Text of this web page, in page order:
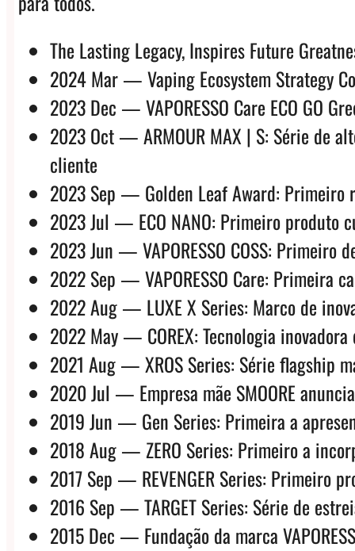
The Lasting Legacy, Inspires Future
2024 Mar — Vaping Ecosystem Strategy
2023 Dec — VAPORESSO Care ECO GO
2023 Oct — ARMOUR MAX | S: Série de
cliente
2023 Sep — Golden Leaf Award: Primeiro
2023 Jul — ECO NANO: Primeiro produto
2023 Jun — VAPORESSO COSS: Primeiro
2022 Sep — VAPORESSO Care: Primeira
2022 Aug — LUXE X Series: Marco de
2022 May — COREX: Tecnologia
2021 Aug — XROS Series: Série flagship
2020 Jul — Empresa mãe SMOORE
2019 Jun — Gen Series: Primeira a
2018 Aug — ZERO Series: Primeiro a
2017 Sep — REVENGER Series: Primeiro
2016 Sep — TARGET Series: Série de
2015 Dec — Fundação da marca